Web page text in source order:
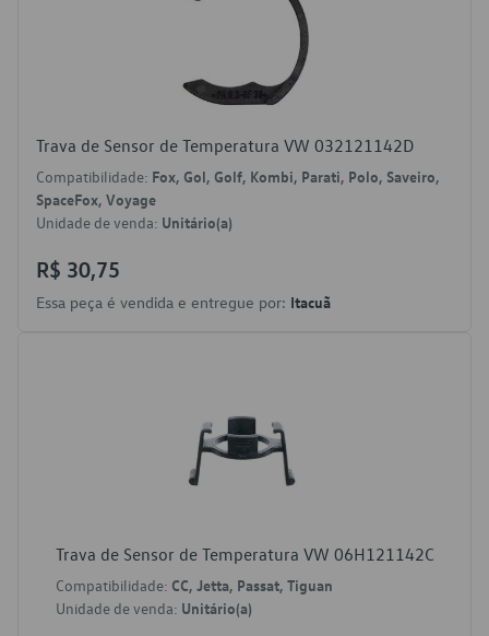
Trava de Sensor de Temperatura VW 032121142D
Compatibilidade: Fox, Gol, Golf, Kombi, Parati, Polo, Saveiro,
SpaceFox, Voyage
Unidade de venda: Unitário(a)
R$ 30,75
Essa peça é vendida e entregue por: Itacuã
Trava de Sensor de Temperatura VW 06H121142C
Compatibilidade: CC, Jetta, Passat, Tiguan
Unidade de venda: Unitário(a)